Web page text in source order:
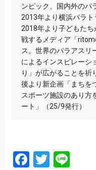
ンピック、国内外のパ
2013年より横浜パラト
2018年より子どもた
戦するメディア「
ス。世界のパラアスリ
によるインスピレーシ
り」が広がることを祈
後より新企画「まちを
スポーツ施設のあり方
ート」（25/9発行）
Facebook
Twitter